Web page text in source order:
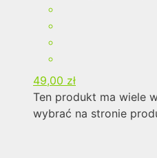
49,00 zł
Ten produkt ma wiele
wybrać na stronie